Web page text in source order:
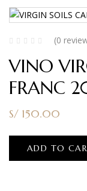
(0
VINO
FRANC
S/ 150.00
ADD TO